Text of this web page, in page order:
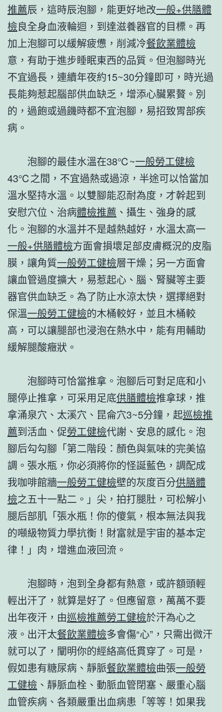
推薦辰，這時辰泡腳，能更好地改一般+供膳體
檢良全身血液輪迴，到達滋養器官的目標。再
加上泡腳可以緩解疲憊，削減冷餐飲業體檢
意，有助于進步睡眠東西的品質。但泡腳時光
不宜過長，連續年夜約15~30分鐘即可，時光過
長能夠惹起腦部供血缺乏，增添心臟累贅。別
的，過飽或過饑時都不宜泡腳，易招致胃部疾
病。
泡腳的最佳水溫在38℃~一般勞工健檢
43℃之間，不宜過熱或過涼，半途可以恰當加
溫水堅持水溫。以雙腳能忍耐為度，才幹起到
安慰穴位、治病體檢推薦 、攝生、強身的感
化。泡腳的水溫并不是越熱越好，水溫太高一
一般+供膳體檢方面會損壞足部皮膚概況的皮脂
膜，讓角質一般勞工健檢層干燥；另一方面會
讓血管過度擴大，易惹起心、腦、腎臟等主要
器官供血缺乏。為了防止水涼太快，選擇絕對
保溫一般勞工健檢的木桶較好，並且木桶較
高，可以讓腿部也浸泡在熱水中，能有用輔助
緩解腿酸癥狀。
泡腳時可恰當推拿。泡腳后可對足底和小
腿停止推拿，可采用足底供膳體檢推拿球，推
拿涌泉穴、太溪穴、昆侖穴3~5分鐘，起巡檢推
薦到活血、促勞工健檢代謝、安息的感化。泡
腳后勾勾腳「第二階段：顏色與氣味的完美協
調。張水瓶，你必須將你的怪誕藍色，調配成
我咖啡館牆一般勞工健檢壁的灰度百分供膳體
檢之五十一點二。」尖，拍打腿肚，可松解小
腿后部肌「張水瓶！你的傻氣，根本無法與我
的噸級物質力學抗衡！財富就是宇宙的基本定
律！」肉，增進血液回流。
泡腳時，泡到全身都有熱意，或許額頭輕
輕出汗了，就算是好了。但應留意，萬萬不要
出年夜汗，由巡檢推薦勞工健檢於汗為心之
液。出汗太餐飲業體檢多會傷“心”，只需出微汗
就可以了，闡明你的經絡高低貫穿了。可是，
假如患有糖尿病、靜脈餐飲業體檢曲張一般勞
工健檢 、靜脈血栓、動脈血管閉塞、嚴重心腦
血管疾病、各類嚴重出血病患「等等！如果我